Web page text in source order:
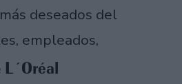
deseados del
empleados,
L´Oréal